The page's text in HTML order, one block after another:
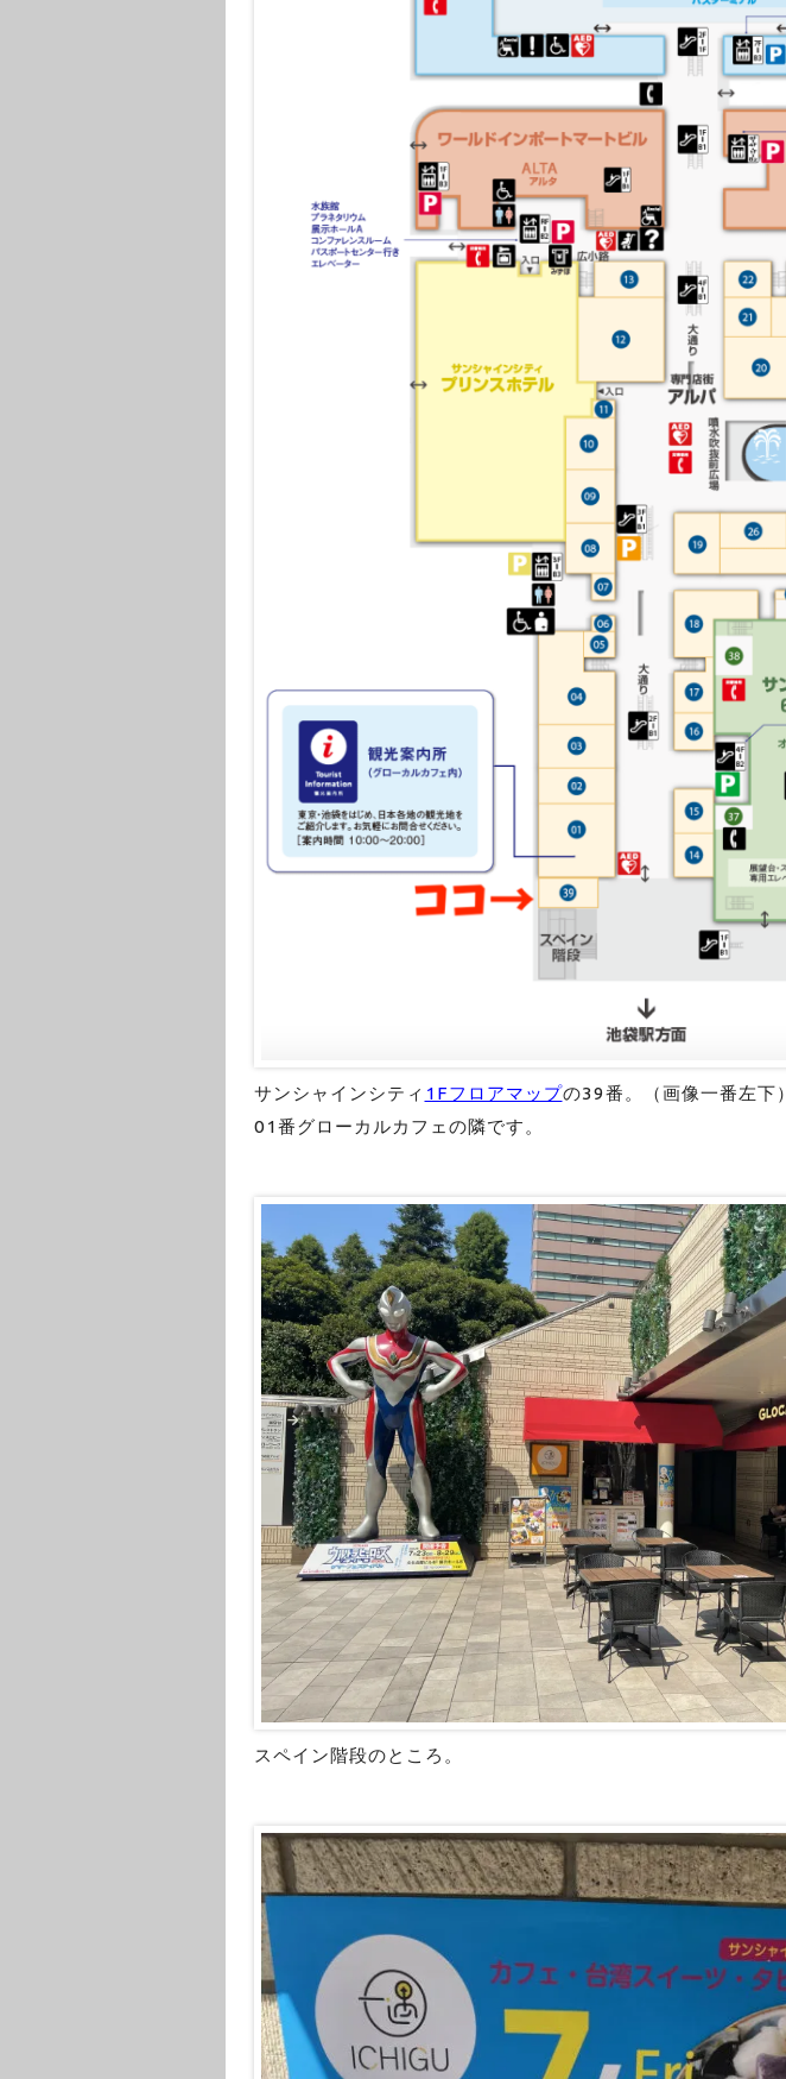
サンシャインシティ 1Fフロアマップの39番。（画像一番左下）
01番グローカルカフェの隣です。
スペイン階段のところ。